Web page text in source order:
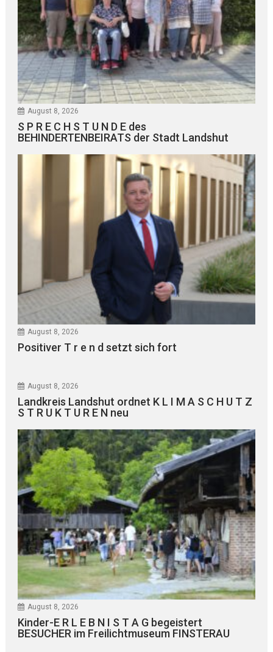
August 8, 2026
S P R E C H S T U N D E des
BEHINDERTENBEIRATS der Stadt Landshut
August 8, 2026
Positiver T r e n d setzt sich fort
August 8, 2026
Landkreis Landshut ordnet K L I M A S C H U T Z
S T R U K T U R E N neu
August 8, 2026
Kinder-E R L E B N I S T A G begeistert
BESUCHER im Freilichtmuseum FINSTERAU